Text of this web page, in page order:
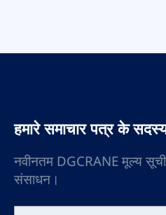
हमारे समाचार पत्र के
नवीनतम DGCRANE मूल्य
संसाधन।